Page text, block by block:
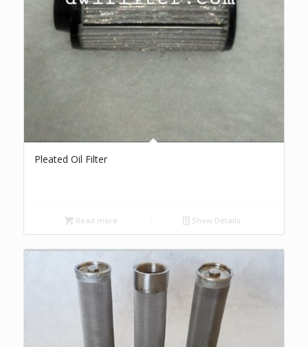
Pleated Oil Filter
Read more Show Details